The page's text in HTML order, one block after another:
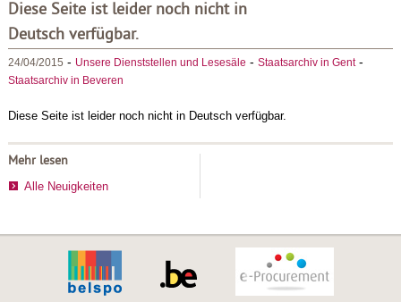
Diese Seite ist leider noch nicht in
Deutsch verfügbar.
24/04/2015 - Unsere Dienststellen und Lesesäle - Staatsarchiv in Gent-
Staatsarchiv in Beveren
Diese Seite ist leider noch nicht in Deutsch verfügbar.
Mehr lesen
Alle Neuigkeiten